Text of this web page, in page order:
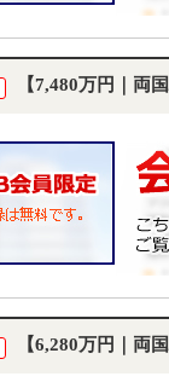
【7,480万円｜両
【6,280万円｜両